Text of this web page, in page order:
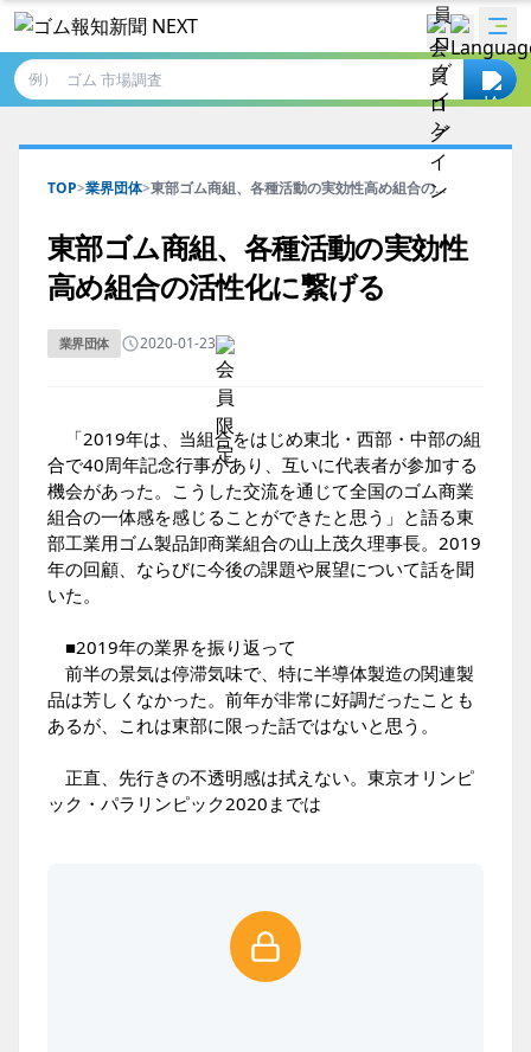
例）
TOP>業界団体>東部ゴム商組、各種活動の実効性高め組合の...
東部ゴム商組、各種活動の実効性
高め組合の活性化に繋げる
業界団体 2020-01-23
「2019年は、当組合をはじめ東北・西部・中部の組
合で40周年記念行事があり、互いに代表者が参加する
機会があった。こうした交流を通じて全国のゴム商業
組合の一体感を感じることができたと思う」と語る東
部工業用ゴム製品卸商業組合の山上茂久理事長。2019
年の回顧、ならびに今後の課題や展望について話を聞
いた。
■2019年の業界を振り返って
前半の景気は停滞気味で、特に半導体製造の関連製
品は芳しくなかった。前年が非常に好調だったことも
あるが、これは東部に限った話ではないと思う。
正直、先行きの不透明感は拭えない。東京オリンピ
ック・パラリンピック2020までは